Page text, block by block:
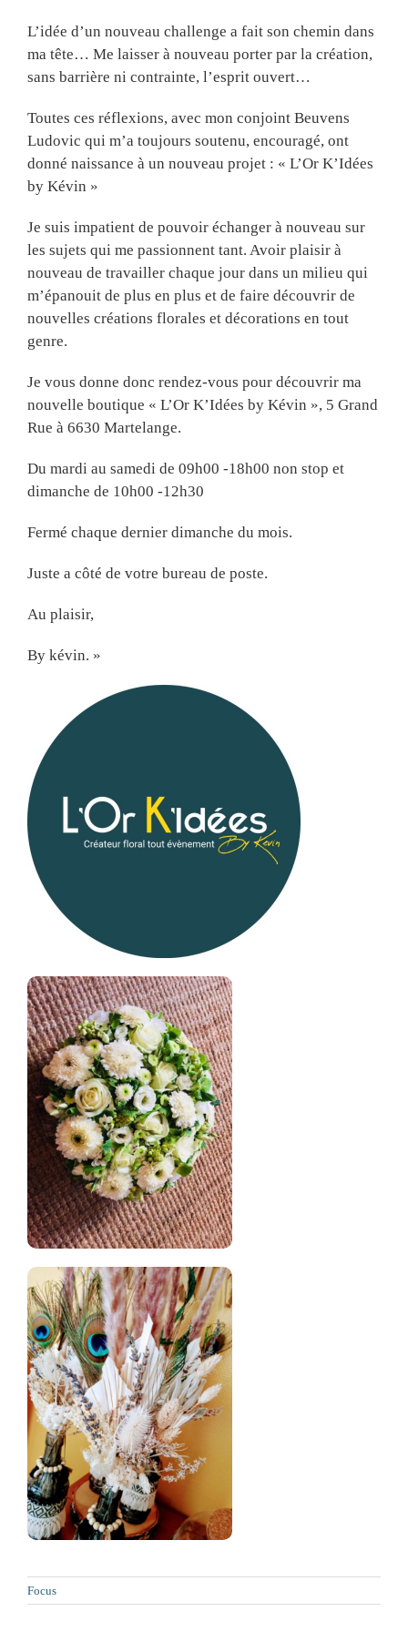
L’idée d’un nouveau challenge a fait son chemin dans
ma tête… Me laisser à nouveau porter par la création,
sans barrière ni contrainte, l’esprit ouvert…
Toutes ces réflexions, avec mon conjoint Beuvens
Ludovic qui m’a toujours soutenu, encouragé, ont
donné naissance à un nouveau projet : « L’Or K’Idées
by Kévin »
Je suis impatient de pouvoir échanger à nouveau sur
les sujets qui me passionnent tant. Avoir plaisir à
nouveau de travailler chaque jour dans un milieu qui
m’épanouit de plus en plus et de faire découvrir de
nouvelles créations florales et décorations en tout
genre.
Je vous donne donc rendez-vous pour découvrir ma
nouvelle boutique « L’Or K’Idées by Kévin », 5 Grand
Rue à 6630 Martelange.
Du mardi au samedi de 09h00 -18h00 non stop et
dimanche de 10h00 -12h30
Fermé chaque dernier dimanche du mois.
Juste a côté de votre bureau de poste.
Au plaisir,
By kévin. »
Focus